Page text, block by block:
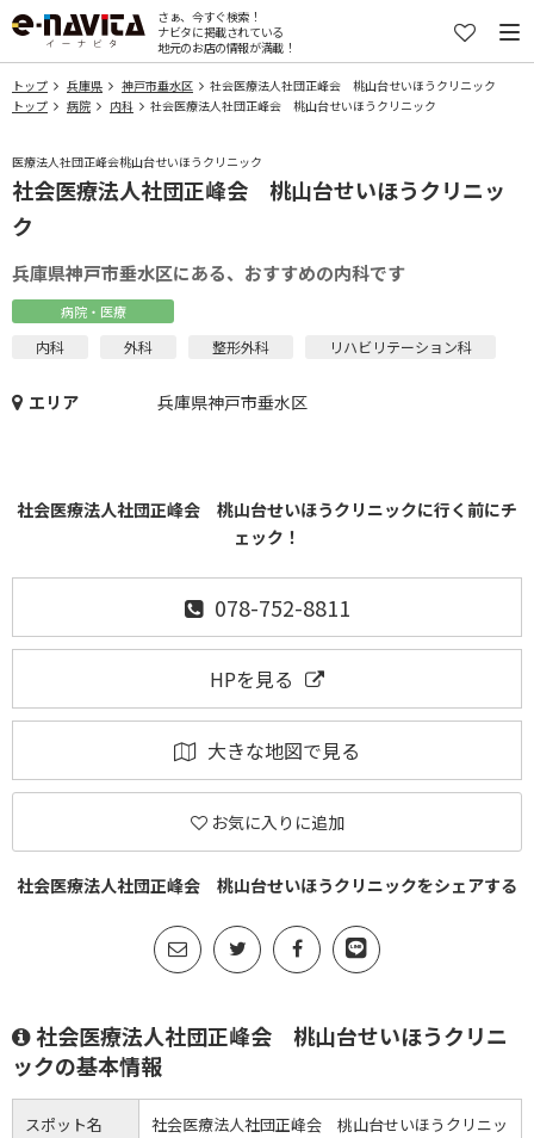
さぁ、今すぐ検索！
ナビタに掲載されている
地元のお店の情報が満載！
トップ 兵庫県 神戸市垂水区
社会医療法人社団正峰会 桃山台せいほうクリニック
トップ
病院 内科 社会医療法人社団正峰会 桃山台せいほうクリニック
医療法人社団正峰会桃山台せいほうクリニック
社会医療法人社団正峰会 桃山台せいほうクリニッ
ク
兵庫県神戸市垂水区にある、おすすめの内科です
病院・医療
内科 外科 整形外科 リハビリテーション科
エリア 兵庫県神戸市垂水区
社会医療法人社団正峰会 桃山台せいほうクリニックに行く前にチ
ェック！
078-752-8811
HPを見る
大きな地図で見る
お気に入りに追加
社会医療法人社団正峰会 桃山台せいほうクリニックをシェアする
社会医療法人社団正峰会 桃山台せいほうクリニ
ックの基本情報
スポット名
社会医療法人社団正峰会 桃山台せいほうクリニッ